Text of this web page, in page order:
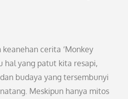
cerita ‘Monkey
hal yang patut kita resapi,
budaya yang tersembunyi
Meskipun hanya mitos